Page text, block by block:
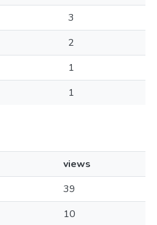
3
2
1
1
views
39
10